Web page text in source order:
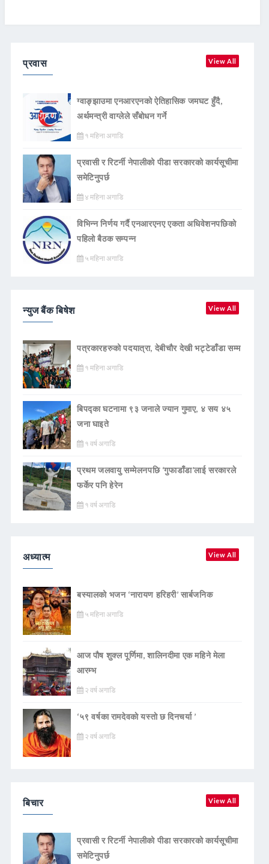
प्रवास View All
ग्वाङ्झाउमा एनआरएनको ऐतिहासिक जमघट हुँदै,
अर्थमन्त्री वाग्लेले सँबोधन गर्ने
१ महिना अगाडि
प्रवासी र रिटर्नी नेपालीको पीडा सरकारको कार्यसूचीमा
समेटिनुपर्छ
४ महिना अगाडि
विभिन्न निर्णय गर्दै एनआरएनए एकता अधिवेशनपछिको
पहिलो बैठक सम्पन्न
५ महिना अगाडि
न्युज बैंक बिषेश View All
पत्रकारहरुको पदयात्रा, देबीचौर देखी भट्टेडाँडा सम्म
१ महिना अगाडि
बिपद्का घटनामा ९३ जनाले ज्यान गुमाए, ४ सय ४५
जना घाइते
१ वर्ष अगाडि
प्रथम जलवायु सम्मेलनपछि ‘गुफाडाँडा’लाई सरकारले
फर्केर पनि हेरेन
१ वर्ष अगाडि
अध्यात्म View All
बस्यालको भजन ‘नारायण हरिहरी’ सार्बजनिक
५ महिना अगाडि
आज पौष शुक्ल पूर्णिमा, शालिनदीमा एक महिने मेला
आरम्भ
२ वर्ष अगाडि
‘५९ वर्षका रामदेवकाे यस्ताे छ दिनचर्या ’
२ वर्ष अगाडि
बिचार View All
प्रवासी र रिटर्नी नेपालीको पीडा सरकारको कार्यसूचीमा
समेटिनुपर्छ